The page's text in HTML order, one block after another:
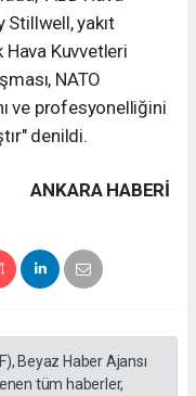
Stillwell, yakıt
Hava Kuvvetleri
NATO
ve profesyonelliğini
denildi.
ANKARA HABERİ
Beyaz Haber Ajansı
tüm haberler,